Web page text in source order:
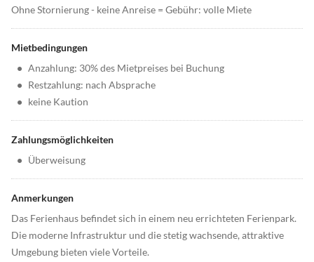
Ohne Stornierung - keine Anreise = Gebühr: volle Miete
Mietbedingungen
• Anzahlung: 30% des Mietpreises bei Buchung
• Restzahlung: nach Absprache
• keine Kaution
Zahlungsmöglichkeiten
• Überweisung
Anmerkungen
Das Ferienhaus befindet sich in einem neu errichteten Ferienpark.
Die moderne Infrastruktur und die stetig wachsende, attraktive
Umgebung bieten viele Vorteile.